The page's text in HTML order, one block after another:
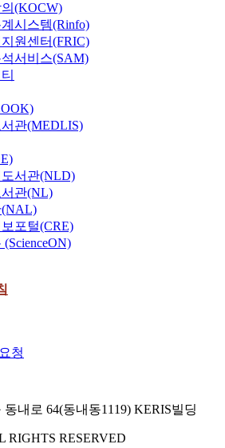
(KOCW)
시스템(Rinfo)
원센터(FRIC)
서비스(SAM)
관(MEDLIS)
서관(NLD)
관(NL)
(NAL)
포털(CRE)
청
내로 64(동내동1119) KERIS빌딩
RIGHTS RESERVED